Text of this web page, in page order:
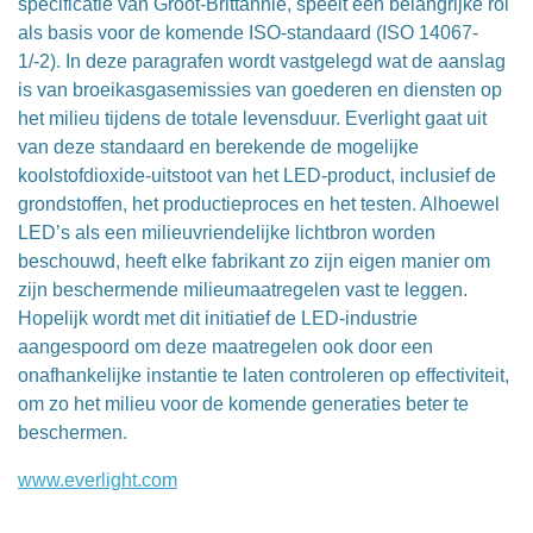
specificatie van Groot-Brittannië, speelt een belangrijke rol
als basis voor de komende ISO-standaard (ISO 14067-
1/-2). In deze paragrafen wordt vastgelegd wat de aanslag
is van broeikasgasemissies van goederen en diensten op
het milieu tijdens de totale levensduur. Everlight gaat uit
van deze standaard en berekende de mogelijke
koolstofdioxide-uitstoot van het LED-product, inclusief de
grondstoffen, het productieproces en het testen. Alhoewel
LED’s als een milieuvriendelijke lichtbron worden
beschouwd, heeft elke fabrikant zo zijn eigen manier om
zijn beschermende milieumaatregelen vast te leggen.
Hopelijk wordt met dit initiatief de LED-industrie
aangespoord om deze maatregelen ook door een
onafhankelijke instantie te laten controleren op effectiviteit,
om zo het milieu voor de komende generaties beter te
beschermen.
www.everlight.com